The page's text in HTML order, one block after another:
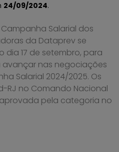
24/09/2024.
Salarial dos
da Dataprev se
dia 17 de setembro, para
nas negociações
Salarial 2024/2025. Os
RJ no Comando Nacional
pela categoria no